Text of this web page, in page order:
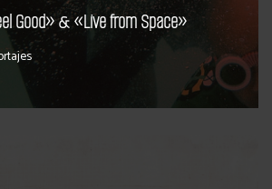
Good» & «Live from Space»